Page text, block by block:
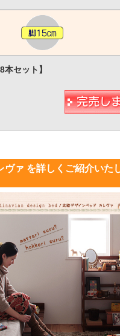
ヴァ を詳しくご紹介いた